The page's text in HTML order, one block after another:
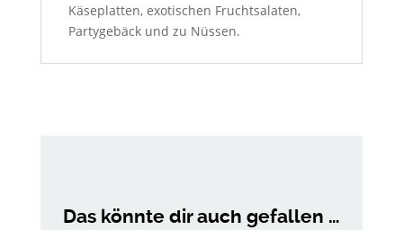
Käseplatten, exotischen Fruchtsalaten,
Partygebäck und zu Nüssen.
Das könnte dir auch gefallen …